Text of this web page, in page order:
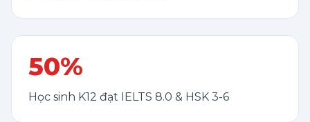
50%
Học sinh K12 đạt IELTS 8.0 & HSK 3-6